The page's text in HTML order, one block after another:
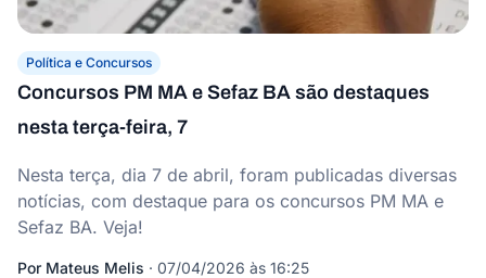
Política e Concursos
Concursos PM MA e Sefaz BA são destaques
nesta terça-feira, 7
Nesta terça, dia 7 de abril, foram publicadas diversas
notícias, com destaque para os concursos PM MA e
Sefaz BA. Veja!
Por Mateus Melis · 07/04/2026 às 16:25